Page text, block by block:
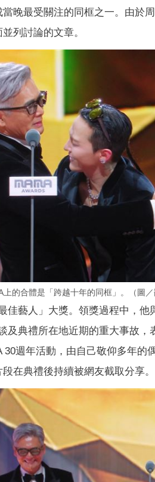
晚最受關注的同框之一。由於
列討論的文章。
的合體是「跨越十年的同框」。（圖／
佳藝人」大獎。領獎過程中，
及典禮所在地近期的重大事故，
週年活動，由自己敬仰多年的
在典禮後持續被網友截取分享。